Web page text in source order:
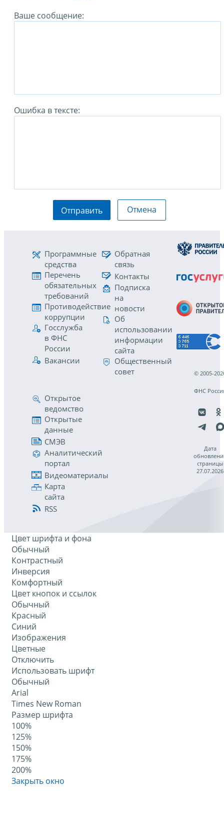
Ваше сообщение:
Ошибка в тексте:
Отправить Отмена
Программные
средства
Перечень
обязательных
требований
Противодействие
коррупции
Госслужба
в ФНС
России
Вакансии
Обратная
связь
Контакты
Подписка
на
новости
Об
использовании
информации
сайта
Общественный
совет
Открытое
ведомство
Открытые
данные
СМЭВ
Аналитический
портал
Видеоматериалы
Карта
сайта
RSS
© 2005-
ФНС
Дата
страницы
27.07.2026
Цвет шрифта и фона
Обычный
Контрастный
Инверсия
Комфортный
Цвет кнопок и ссылок
Обычный
Красный
Синий
Изображения
Цветные
Отключить
Использовать шрифт
Обычный
Arial
Times New Roman
Размер шрифта
100%
125%
150%
175%
200%
Закрыть окно